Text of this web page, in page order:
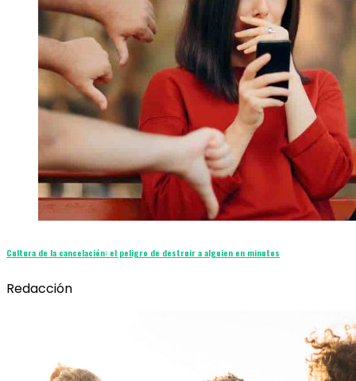
Cultura de la cancelación: el peligro de destruir a alguien en minutos
Redacción